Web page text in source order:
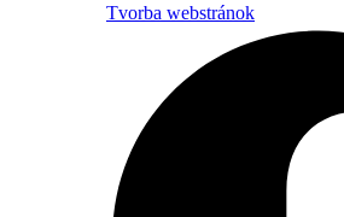
Tvorba webstránok